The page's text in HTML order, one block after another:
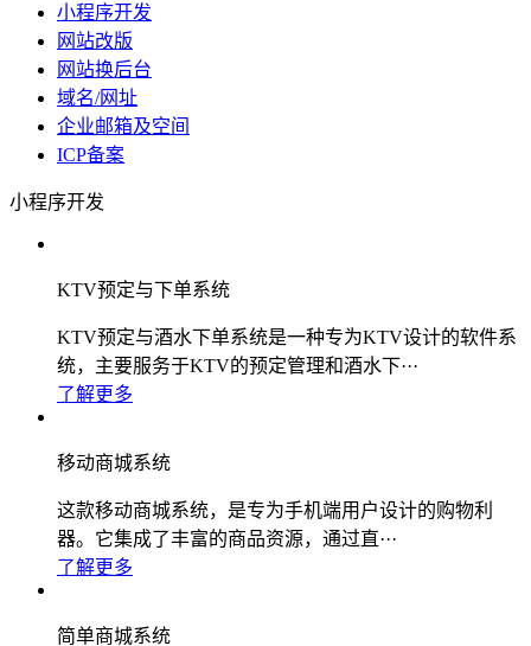
小程序开发
网站改版
网站换后台
域名/网址
企业邮箱及空间
ICP备案
小程序开发
KTV预定与下单系统
KTV预定与酒水下单系统是一种专为KTV设计的软件系
统，主要服务于KTV的预定管理和酒水下···
了解更多
移动商城系统
这款移动商城系统，是专为手机端用户设计的购物利
器。它集成了丰富的商品资源，通过直···
了解更多
简单商城系统